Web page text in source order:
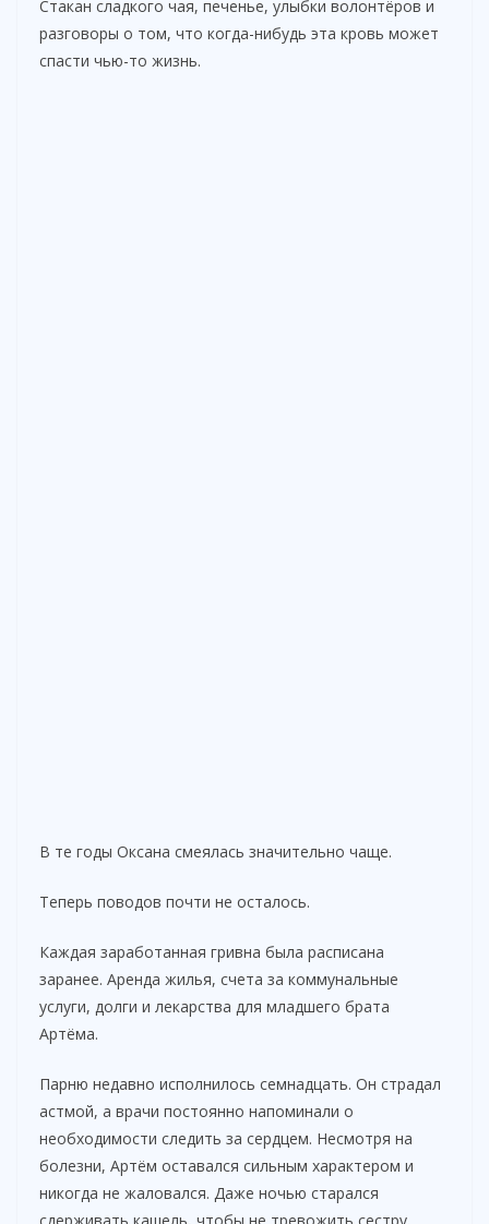
Стакан сладкого чая, печенье, улыбки волонтёров и
разговоры о том, что когда-нибудь эта кровь может
спасти чью-то жизнь.
В те годы Оксана смеялась значительно чаще.
Теперь поводов почти не осталось.
Каждая заработанная гривна была расписана
заранее. Аренда жилья, счета за коммунальные
услуги, долги и лекарства для младшего брата
Артёма.
Парню недавно исполнилось семнадцать. Он страдал
астмой, а врачи постоянно напоминали о
необходимости следить за сердцем. Несмотря на
болезни, Артём оставался сильным характером и
никогда не жаловался. Даже ночью старался